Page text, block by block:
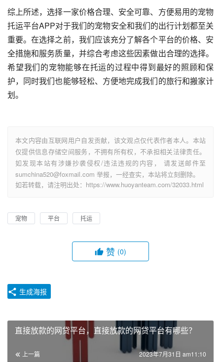
综上所述，选择一家价格合理、安全可靠、方便易用的宠物
托运平台APP对于我们的宠物安全和我们的出行计划都至关
重要。在选择之前，我们应该充分了解各个平台的价格、安
全措施和服务质量，并综合考虑这些因素做出合理的选择。
希望我们的宠物能够在托运的过程中得到最好的照顾和保
护，同时我们也能够轻松、方便地完成我们的旅行和搬家计
划。
本文内容由互联网用户自发贡献，该文观点仅代表作者本人。本站
仅提供信息存储空间服务，不拥有所有权，不承担相关法律责任。
如发现本站有涉嫌抄袭侵权/违法违规的内容， 请发送邮件至
sumchina520@foxmail.com 举报，一经查实，本站将立刻删除。
如若转载，请注明出处：https://www.huoyanteam.com/32033.html
宠物 平台 托运
赞 (0)
生成海报
直接放款的网贷平台，直接放款的网贷平台有哪些？
上一篇 2023年7月31日 am11:10